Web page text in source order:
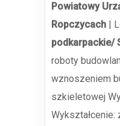
Powiatowy
Ropczycach |
podkarpackie/
roboty
wznoszeniem
szkieletowej